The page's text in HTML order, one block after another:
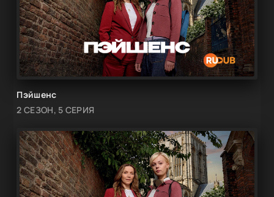
Пэйшенс
2 СЕЗОН, 5 СЕРИЯ